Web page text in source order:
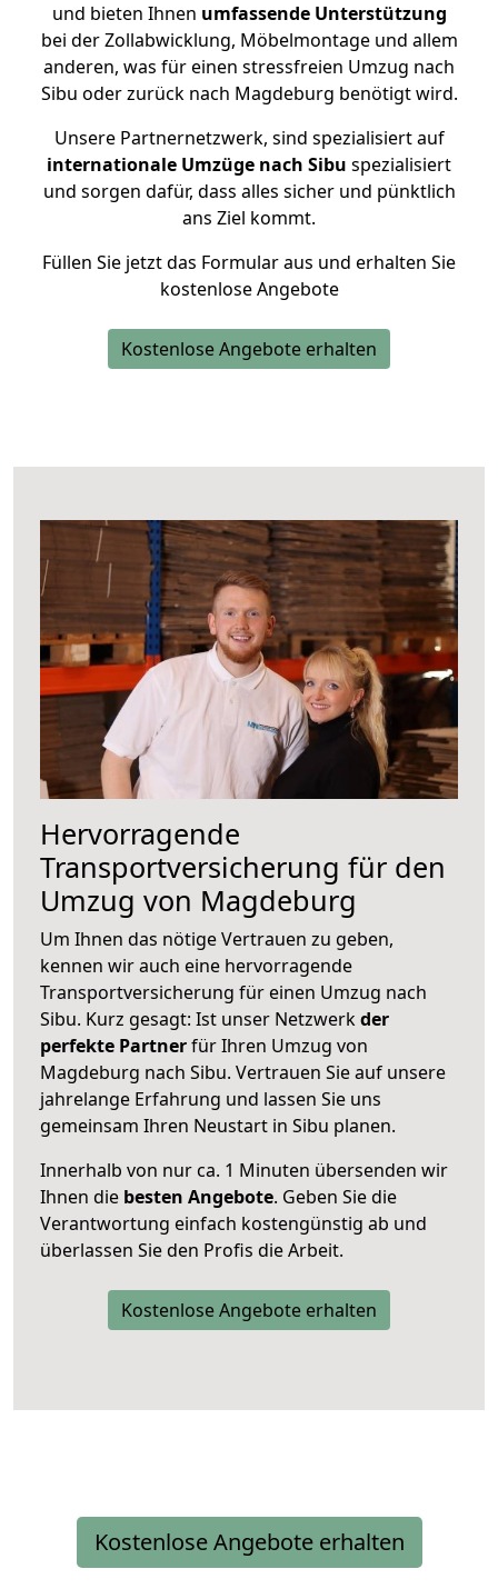
und bieten Ihnen umfassende Unterstützung
bei der Zollabwicklung, Möbelmontage und allem
anderen, was für einen stressfreien Umzug nach
Sibu oder zurück nach Magdeburg benötigt wird.
Unsere Partnernetzwerk, sind spezialisiert auf
internationale Umzüge nach Sibu spezialisiert
und sorgen dafür, dass alles sicher und pünktlich
ans Ziel kommt.
Füllen Sie jetzt das Formular aus und erhalten Sie
kostenlose Angebote
Kostenlose Angebote erhalten
Hervorragende
Transportversicherung für den
Umzug von Magdeburg
Um Ihnen das nötige Vertrauen zu geben,
kennen wir auch eine hervorragende
Transportversicherung für einen Umzug nach
Sibu. Kurz gesagt: Ist unser Netzwerkder
perfekte Partnerfür Ihren Umzug von
Magdeburg nach Sibu. Vertrauen Sie auf unsere
jahrelange Erfahrung und lassen Sie uns
gemeinsam Ihren Neustart in Sibu planen.
Innerhalb von nur ca. 1 Minuten übersenden wir
Ihnen die besten Angebote. Geben Sie die
Verantwortung einfach kostengünstig ab und
überlassen Sie den Profis die Arbeit.
Kostenlose Angebote erhalten
Kostenlose Angebote erhalten